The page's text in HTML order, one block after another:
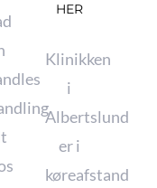
HER
Klinikken
i
Albertslund
er i
køreafstand